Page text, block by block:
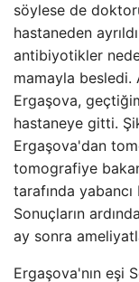
söylese de
hastaneden
antibiyotikler
mamayla besledi.
Ergaşova,
hastaneye gitti.
Ergaşova'dan
tomografiye
tarafında
Sonuçların
ay sonra
Ergaşova'nın eşi